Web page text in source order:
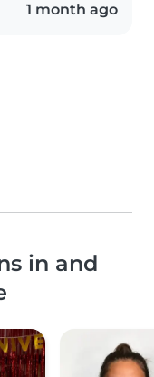
1 month ago
in and